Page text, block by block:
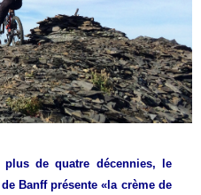
de quatre décennies, le
Banff présente «la crème de